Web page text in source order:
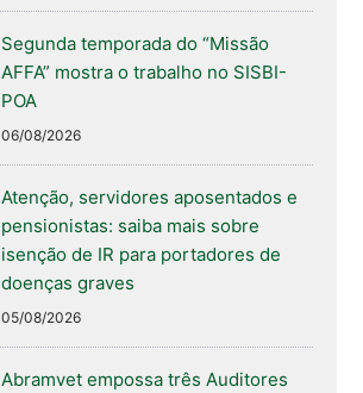
Segunda temporada do “Missão
AFFA” mostra o trabalho no SISBI-
POA
06/08/2026
Atenção, servidores aposentados e
pensionistas: saiba mais sobre
isenção de IR para portadores de
doenças graves
05/08/2026
Abramvet empossa três Auditores